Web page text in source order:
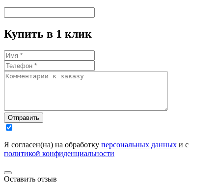
Купить в 1 клик
Отправить
Я согласен(на) на обработку персональных данных и с
политикой конфиденциальности
Оставить отзыв